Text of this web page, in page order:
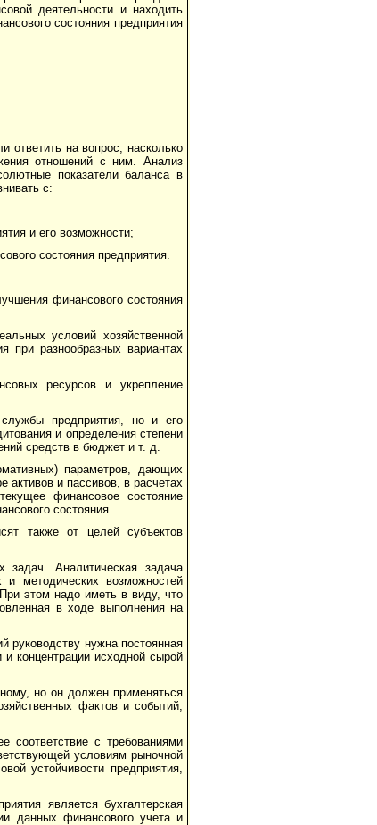
деятельности и находить
состояния предприятия
ответить на вопрос, насколько
отноше­ний с ним. Анализ
показатели баланса в
с:
и его возможности;
состояния предприятия.
финансового состояния
условий хозяйственной
при разнообразных вариантах
ресурсов и укрепление
службы пред­приятия, но и его
и определения степени
средств в бюджет и т. д.
параметров, дающих
активов и пассивов, в расчетах
финансовое состояние
состояния.
также от целей субъектов
задач. Аналитическая задача
и методических возможностей
этом надо иметь в виду, что
в ходе выполнения на
руководству нужна постоянная
концентрации исходной сырой
но он должен применяться
фактов и событий,
соответствие с требованиями
условиям рыночной
устойчивости предприятия,
является бухгалтерская
данных финансового учета и